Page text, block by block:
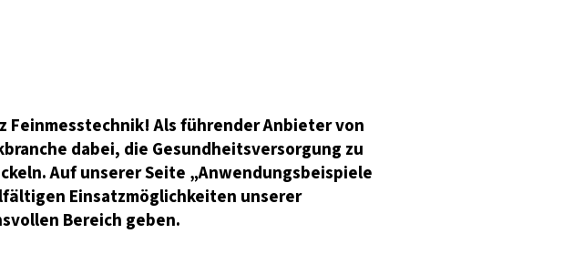
Feinmesstechnik! Als führender Anbieter von
dabei, die Gesundheitsversorgung zu
Auf unserer Seite „Anwendungsbeispiele
Einsatzmöglichkeiten unserer
Bereich geben.